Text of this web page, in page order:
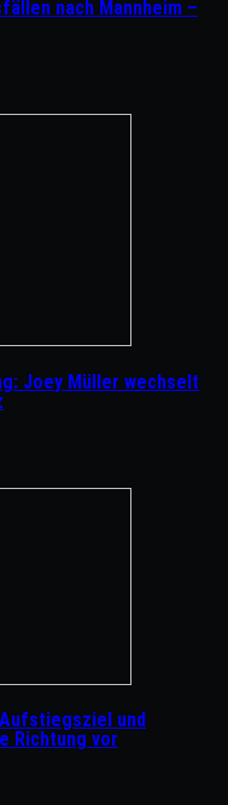
nach Mannheim –
Joey Müller wechselt
und
Richtung vor